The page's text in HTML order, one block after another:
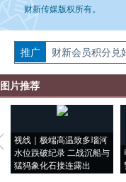
财新传媒版权所有。
如需刊登转载请点击右侧
推广 财新会员积分兑
图片推荐
视线｜极端高温致多瑙河
水位跌破纪录 二战沉船与
猛犸象化石接连露出